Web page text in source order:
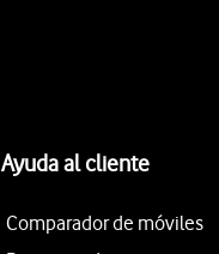
Ayuda al cliente
Comparador de móviles